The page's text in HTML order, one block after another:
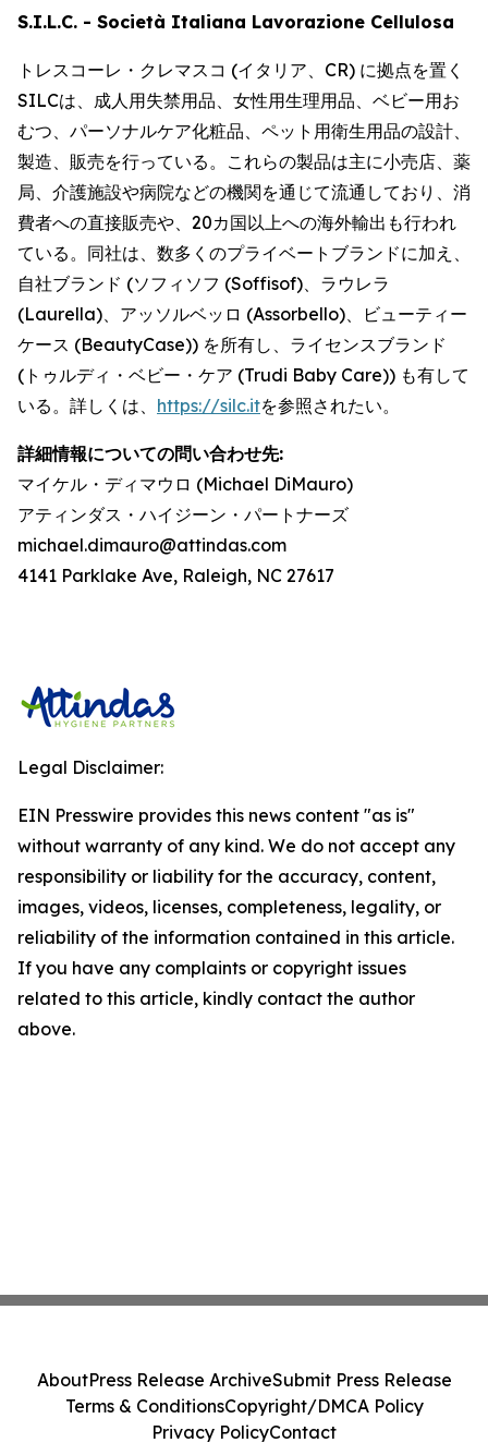
S.I.L.C. - Società Italiana Lavorazione Cellulosa
トレスコーレ・クレマスコ (イタリア、CR) に拠点を置く
SILCは、成人用失禁用品、女性用生理用品、ベビー用お
むつ、パーソナルケア化粧品、ペット用衛生用品の設計、
製造、販売を行っている。これらの製品は主に小売店、薬
局、介護施設や病院などの機関を通じて流通しており、消
費者への直接販売や、20カ国以上への海外輸出も行われ
ている。同社は、数多くのプライベートブランドに加え、
自社ブランド (ソフィソフ (Soffisof)、ラウレラ
(Laurella)、アッソルベッロ (Assorbello)、ビューティー
ケース (BeautyCase)) を所有し、ライセンスブランド
(トゥルディ・ベビー・ケア (Trudi Baby Care)) も有して
いる。詳しくは、 https://silc.itを参照されたい。
詳細情報についての問い合わせ先:
マイケル・ディマウロ (Michael DiMauro)
アティンダス・ハイジーン・パートナーズ
michael.dimauro@attindas.com
4141 Parklake Ave, Raleigh, NC 27617
Legal Disclaimer:
EIN Presswire provides this news content "as is"
without warranty of any kind. We do not accept any
responsibility or liability for the accuracy, content,
images, videos, licenses, completeness, legality, or
reliability of the information contained in this article.
If you have any complaints or copyright issues
related to this article, kindly contact the author
above.
AboutPress Release ArchiveSubmit Press Release
Terms & ConditionsCopyright/DMCA Policy
Privacy PolicyContact